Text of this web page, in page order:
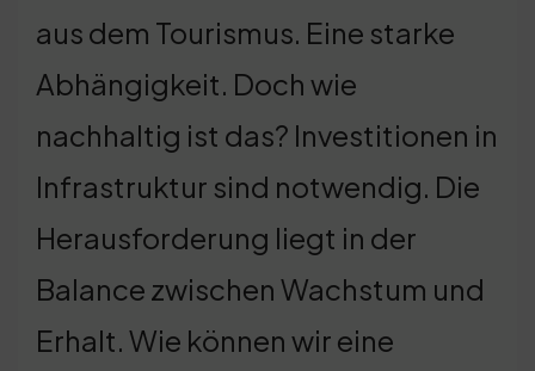
aus dem Tourismus. Eine starke
Abhängigkeit. Doch wie
nachhaltig ist das? Investitionen in
Infrastruktur sind notwendig. Die
Herausforderung liegt in der
Balance zwischen Wachstum und
Erhalt. Wie können wir eine